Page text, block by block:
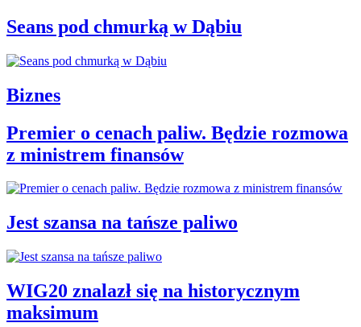
Seans pod chmurką w Dąbiu
Biznes
Premier o cenach paliw. Będzie rozmowa
z ministrem finansów
Jest szansa na tańsze paliwo
WIG20 znalazł się na historycznym
maksimum